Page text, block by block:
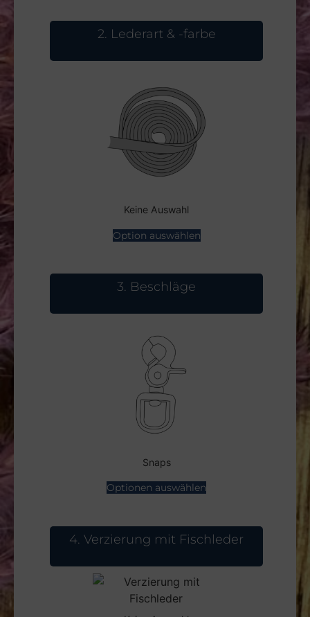
2 Lederart & -farbe
Keine Auswahl
Option auswählen
3 Beschläge
Snaps
Optionen auswählen
4 Verzierung mit Fischleder